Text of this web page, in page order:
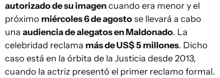
autorizado de su imagencuando era menor y el
próximo miércoles 6 de agostose llevará a cabo
una audiencia de alegatos en Maldonado. La
celebridad reclama más de US$ 5 millones. Dicho
caso está en la órbita de la Justicia desde 2013,
cuando la actriz presentó el primer reclamo formal.